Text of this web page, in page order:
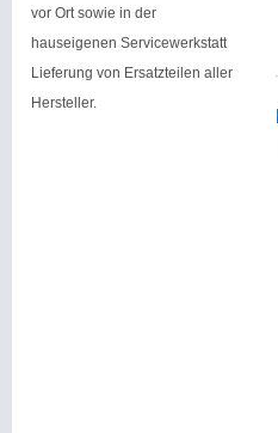
vor Ort sowie in der
hauseigenen Servicewerkstatt
Lieferung von Ersatzteilen aller
Hersteller.